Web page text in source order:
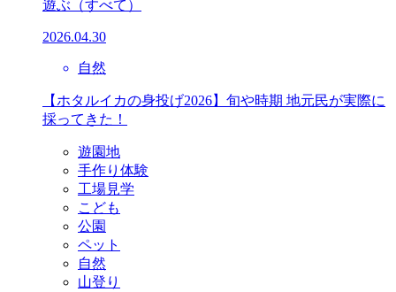
遊ぶ （すべて）
2026.04.30
自然
【ホタルイカの身投げ2026】旬や時期 地元民が実際に
採ってきた！
遊園地
手作り体験
工場見学
こども
公園
ペット
自然
山登り